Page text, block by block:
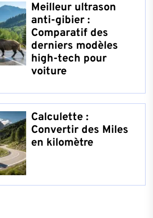
Meilleur ultrason
anti-gibier :
Comparatif des
derniers modèles
high-tech pour
voiture
Calculette :
Convertir des Miles
en kilomètre